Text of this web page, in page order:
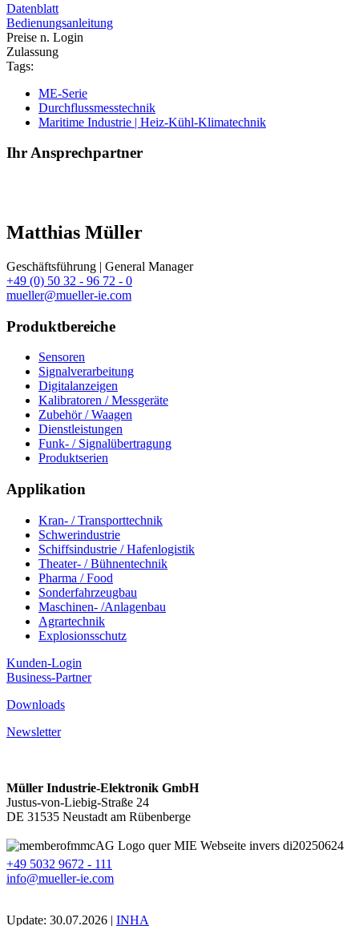
Datenblatt
Bedienungsanleitung
Preise n. Login
Zulassung
Tags:
ME-Serie
Durchflussmesstechnik
Maritime Industrie | Heiz-Kühl-Klimatechnik
Ihr Ansprechpartner
Matthias Müller
Geschäftsführung | General Manager
+49 (0) 50 32 - 96 72 - 0
mueller@mueller-ie.com
Produktbereiche
Sensoren
Signalverarbeitung
Digitalanzeigen
Kalibratoren / Messgeräte
Zubehör / Waagen
Dienstleistungen
Funk- / Signalübertragung
Produktserien
Applikation
Kran- / Transporttechnik
Schwerindustrie
Schiffsindustrie / Hafenlogistik
Theater- / Bühnentechnik
Pharma / Food
Sonderfahrzeugbau
Maschinen- /Anlagenbau
Agrartechnik
Explosionsschutz
Kunden-Login
Business-Partner
Downloads
Newsletter
Müller Industrie-Elektronik GmbH
Justus-von-Liebig-Straße 24
DE 31535 Neustadt am Rübenberge
+49 5032 9672 - 111
info@mueller-ie.com
Update: 30.07.2026 | INHA